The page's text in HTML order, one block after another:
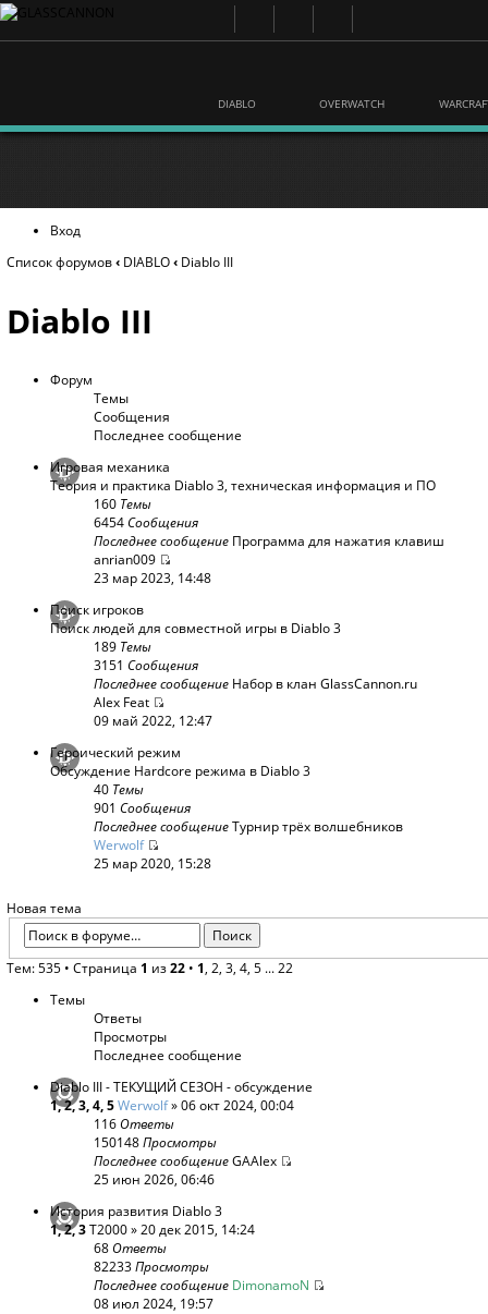
DIABLO OVERWATCH
Вход
Список форумов‹ DIABLO‹ Diablo III
Diablo III
Форум
Темы
Сообщения
Последнее сообщение
Игровая механика
Теория и практика Diablo 3, техническая информация и ПО
160 Темы
6454Сообщения
Последнее сообщение Программа для нажатия клавиш
anrian009
23 мар 2023, 14:48
Поиск игроков
Поиск людей для совместной игры в Diablo 3
189 Темы
3151 Сообщения
Последнее сообщение Набор в клан GlassCannon.ru
Alex Feat
09 май 2022, 12:47
Героический режим
Обсуждение Hardcore режима в Diablo 3
40 Темы
901 Сообщения
Последнее сообщениеТурнир трёх волшебников
Werwolf
25 мар 2020, 15:28
Новая тема
Тем: 535 • Страница 1 из22 • 1, 2, 3, 4, 5 ...22
Темы
Ответы
Просмотры
Последнее сообщение
Diablo III - ТЕКУЩИЙ СЕЗОН - обсуждение
1,2,3,4,5Werwolf» 06 окт 2024, 00:04
116Ответы
150148Просмотры
Последнее сообщениеGAAlex
25 июн 2026, 06:46
История развития Diablo 3
1,2,3T2000» 20 дек 2015, 14:24
68Ответы
82233Просмотры
Последнее сообщение DimonamoN
08 июл 2024, 19:57